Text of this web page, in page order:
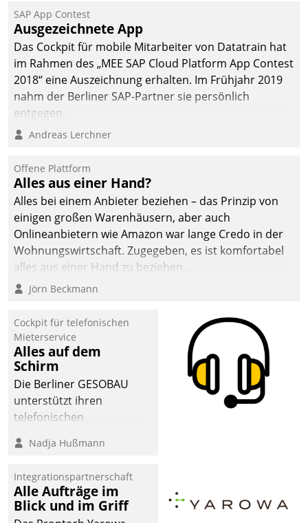
Einsparungen durch optimierte und automatisierte
Prozesse. Doch man darf nicht zu viel erwarten: Allein
mit der Einführung einer neuen Software ist es nicht
getan. Die Digitalisierung erfordert von Unternehmen
die Bereitschaft, sich zu überprüfen, zu hinterfragen
und zu verändern.
SAP App Contest
Ausgezeichnete App
Das Cockpit für mobile Mitarbeiter von Datatrain hat
im Rahmen des „MEE SAP Cloud Platform App Contest
2018“ eine Auszeichnung erhalten. Im Frühjahr 2019
nahm der Berliner SAP-Partner sie persönlich
entgegen.
Andreas Lerchner
Offene Plattform
Alles aus einer Hand?
Alles bei einem Anbieter beziehen – das Prinzip von
einigen großen Warenhäusern, aber auch
Onlineanbietern wie Amazon war lange Credo in der
Wohnungswirtschaft. Zugegeben, es ist komfortabel
alles aus einer Hand zu beziehen...
Jörn Beckmann
Cockpit für telefonischen
Mieterservice
Alles auf dem
Schirm
Die Berliner GESOBAU
unterstützt ihren
telefonischen
digitalen Cockpit, das
passende Fragen und
Schlagworte auswirft.
Eine intuitive
Nadja Hußmann
Integrationspartnerschaft
Alle Aufträge im
Blick und im Griff